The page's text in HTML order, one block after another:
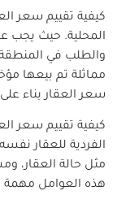
كيفية تقييم سعر
المحلية. حيث يجب
والطلب في المنطقة
مماثلة تم بيعها
سعر العقار بناء
كيفية تقييم سعر
الفردية للعقار
مثل حالة العقار،
هذه العوامل مهمة